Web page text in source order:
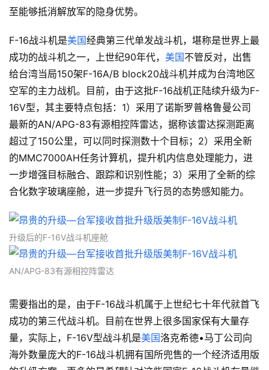
至能够抵消解放军的隐身优势。
F-16战斗机是美国经典第三代单发战斗机，堪称是世界上最
成功的战斗机之一，上世纪90年代， 美国不管反对，出售
给台湾当局150架F-16A/B block20战斗机并成为台湾地区
空军的主力战机。目前，由于这批F-16战机正陆续升级为F-
16V型，其主要特点包括：1）采用了诺斯罗普格鲁曼公司
最新的AN/APG-83有源相控阵雷达，据称该雷达探测距离
超过了150公里，可以同时探测数十个目标；2）采用全新
的MMC7000AH任务计算机，提升机内信息处理能力，进
一步增强目标融合、跟踪和识别性能；3）采用了全新的综
合化数字玻璃座舱，进一步提升飞行员的态势感知能力。
升级后的F-16V战斗机座舱
AN/APG-83有源相控阵雷达
需要指出的是，由于F-16战斗机属于上世纪七十年代就首飞
成功的第三代战斗机。目前在世界上很多国家保有大量存
量，实际上，F-16V型战斗机是美国洛克希德•马丁公司向
海外数量庞大的F-16战斗机拥有国所兜售的一个经济适用版